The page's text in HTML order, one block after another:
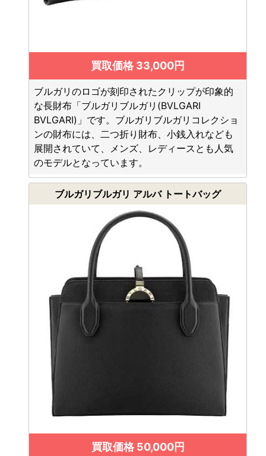
買取価格 33,000円
ブルガリのロゴが刻印されたクリップが印象的
な長財布「ブルガリブルガリ(BVLGARI
BVLGARI)」です。ブルガリブルガリコレクショ
ンの財布には、二つ折り財布、小銭入れなども
展開されていて、メンズ、レディースとも人気
のモデルとなっています。
ブルガリブルガリ アルバ トートバッグ
買取価格 50,000円